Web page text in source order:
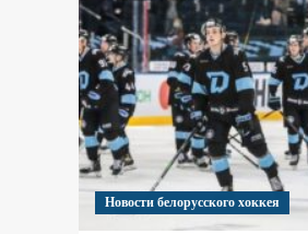
Новости белорусского хоккея